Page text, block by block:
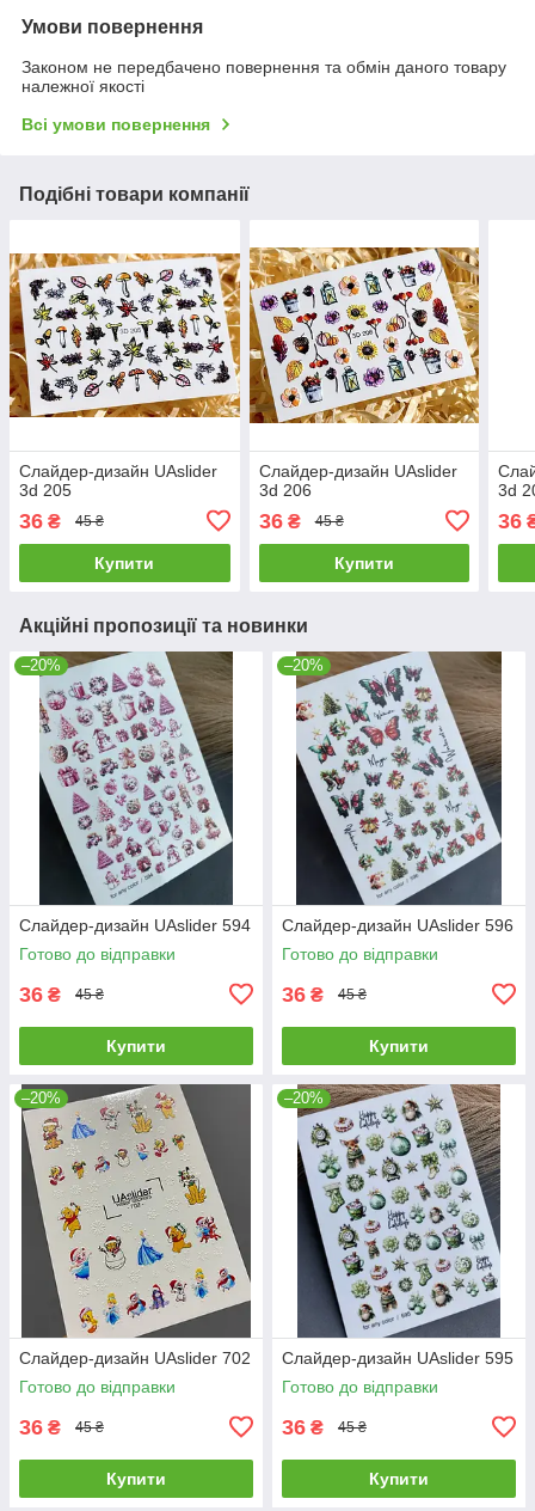
Умови повернення
Законом не передбачено повернення та обмін даного товару
належної якості
Всі умови повернення
Подібні товари компанії
Слайдер-дизайн UAslider
3d 205
36 ₴ 45 ₴
Купити
Слайдер-дизайн UAslider
3d 206
36₴ 45 ₴
Купити
3d
36
Акційні пропозиції та новинки
–20%
Слайдер-дизайн UAslider 594
Готово до відправки
36 ₴ 45 ₴
Купити
–20%
Слайдер-дизайн UAslider 596
Готово до відправки
36 ₴ 45 ₴
Купити
–20%
Слайдер-дизайн UAslider 702
Готово до відправки
36 ₴ 45 ₴
Купити
–20%
Слайдер-дизайн UAslider 595
Готово до відправки
36 ₴ 45 ₴
Купити